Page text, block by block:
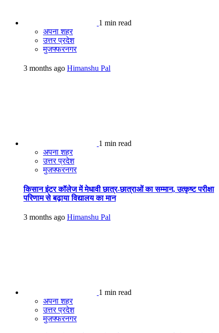
1 min read
अपना शहर
उत्तर प्रदेश
मुजफ्फरनगर
3 months ago Himanshu Pal
1 min read
अपना शहर
उत्तर प्रदेश
मुजफ्फरनगर
किसान इंटर कॉलेज में मेधावी छात्र-छात्राओं का सम्मान, उत्कृष्ट परीक्षा
परिणाम से बढ़ाया विद्यालय का मान
3 months ago Himanshu Pal
1 min read
अपना शहर
उत्तर प्रदेश
मुजफ्फरनगर